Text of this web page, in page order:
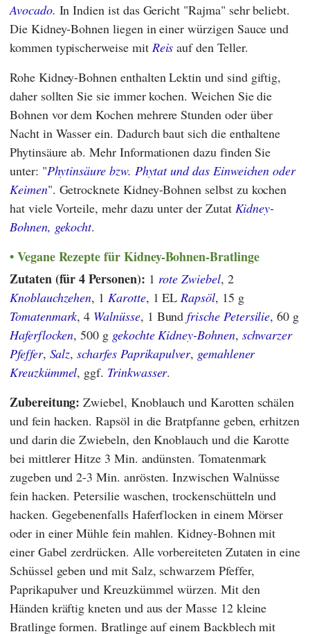
Avocado. In Indien ist das Gericht "Rajma" sehr beliebt.
Die Kidney-Bohnen liegen in einer würzigen Sauce und
kommen typischerweise mit Reis auf den Teller.
Rohe Kidney-Bohnen enthalten Lektin und sind giftig,
daher sollten Sie sie immer kochen. Weichen Sie die
Bohnen vor dem Kochen mehrere Stunden oder über
Nacht in Wasser ein. Dadurch baut sich die enthaltene
Phytinsäure ab. Mehr Informationen dazu finden Sie
unter: "Phytinsäure bzw. Phytat und das Einweichen oder
Keimen". Getrocknete Kidney-Bohnen selbst zu kochen
hat viele Vorteile, mehr dazu unter der Zutat Kidney-
Bohnen, gekocht.
Vegane Rezepte für Kidney-Bohnen-Bratlinge
Zutaten (für 4 Personen): 1 rote Zwiebel, 2
Knoblauchzehen, 1Karotte, 1 ELRapsöl, 15 g
Tomatenmark, 4 Walnüsse, 1 Bundfrische Petersilie, 60 g
Haferflocken, 500 g gekochte Kidney-Bohnen, schwarzer
Pfeffer, Salz,scharfes Paprikapulver, gemahlener
Kreuzkümmel, ggf. Trinkwasser.
Zubereitung:Zwiebel, Knoblauch und Karotten schälen
und fein hacken. Rapsöl in die Bratpfanne geben, erhitzen
und darin die Zwiebeln, den Knoblauch und die Karotte
bei mittlerer Hitze 3 Min. andünsten. Tomatenmark
zugeben und 2-3 Min. anrösten. Inzwischen Walnüsse
fein hacken. Petersilie waschen, trockenschütteln und
hacken. Gegebenenfalls Haferflocken in einem Mörser
oder in einer Mühle fein mahlen. Kidney-Bohnen mit
einer Gabel zerdrücken. Alle vorbereiteten Zutaten in eine
Schüssel geben und mit Salz, schwarzem Pfeffer,
Paprikapulver und Kreuzkümmel würzen. Mit den
Händen kräftig kneten und aus der Masse 12 kleine
Bratlinge formen. Bratlinge auf einem Backblech mit